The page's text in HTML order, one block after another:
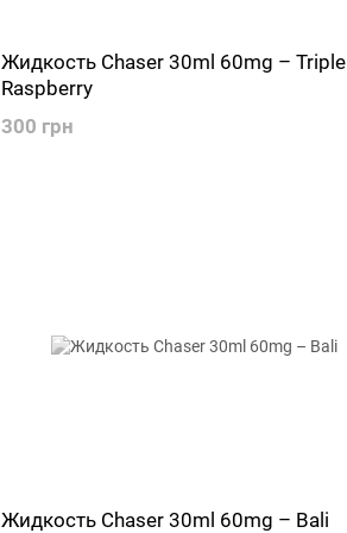
Жидкость Chaser 30ml 60mg – Triple
Raspberry
300 грн
Жидкость Chaser 30ml 60mg – Bali